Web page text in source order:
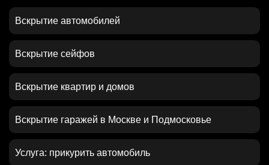
Вскрытие автомобилей
Вскрытие сейфов
Вскрытие квартир и домов
Вскрытие гаражей в Москве и Подмосковье
Услуга: прикурить автомобиль